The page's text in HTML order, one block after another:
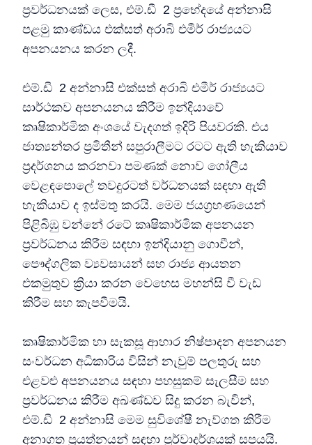
ප්‍රවර්ධනයක් ලෙස, එම්.ඩී 2 ප්‍රභේදයේ අන්නාසි
පළමු කාණ්ඩය එක්සත් අරාබි එමීර් රාජ්‍යයට
අපනයනය කරන ලදී.
එම්.ඩී 2 අන්නාසි එක්සත් අරාබි එමීර් රාජ්‍යයට
සාර්ථකව අපනයනය කිරීම ඉන්දියාවේ
කෘෂිකාර්මික අංශයේ වැදගත් ඉදිරි පියවරකි. එය
ජාත්‍යන්තර ප්‍රමිතීන් සපුරාලීමට රටට ඇති හැකියාව
ප්‍රදර්ශනය කරනවා පමණක් නොව ගෝලීය
වෙළඳපොලේ තවදුරටත් වර්ධනයක් සඳහා ඇති
හැකියාව ද ඉස්මතු කරයි. මෙම ජයග්‍රහණයෙන්
පිළිබිඹු වන්නේ රටේ කෘෂිකාර්මික අපනයන
ප්‍රවර්ධනය කිරීම සඳහා ඉන්දියානු ගොවීන්,
පෞද්ගලික ව්‍යවසායන් සහ රාජ්‍ය ආයතන
එකමුතුව ක්‍රියා කරන වෙහෙස මහන්සි වී වැඩ
කිරීම සහ කැපවීමයි.
කෘෂිකාර්මික හා සැකසූ ආහාර නිෂ්පාදන අපනයන
සංවර්ධන අධිකාරිය විසින් නැවුම් පලතුරු සහ
එළවළු අපනයනය සඳහා පහසුකම් සැලසීම සහ
ප්‍රවර්ධනය කිරීම අඛණ්ඩව සිදු කරන බැවින්,
එම්.ඩී 2 අන්නාසි මෙම සුවිශේෂී නැව්ගත කිරීම
අනාගත ප්‍රයත්නයන් සඳහා පූර්වාදර්ශයක් සපයයි.